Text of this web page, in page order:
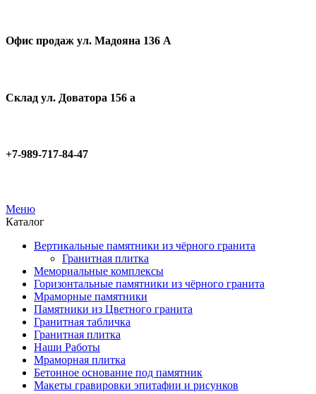
Офис продаж ул. Мадояна 136 А
Склад ул. Доватора 156 а
+7-989-717-84-47
Меню
Каталог
Вертикальные памятники из чёрного гранита
Гранитная плитка
Мемориальные комплексы
Горизонтальные памятники из чёрного гранита
Мраморные памятники
Памятники из Цветного гранита
Гранитная табличка
Гранитная плитка
Наши Работы
Мраморная плитка
Бетонное основание под памятник
Макеты гравировки эпитафии и рисунков